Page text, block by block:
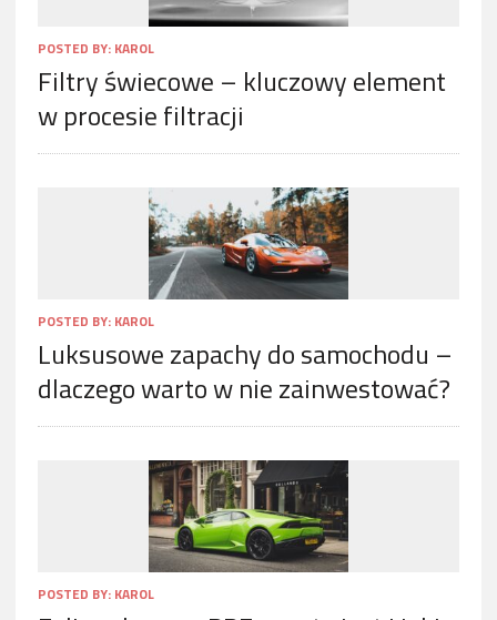
POSTED BY: KAROL
Filtry świecowe – kluczowy element
w procesie filtracji
POSTED BY: KAROL
Luksusowe zapachy do samochodu –
dlaczego warto w nie zainwestować?
POSTED BY: KAROL